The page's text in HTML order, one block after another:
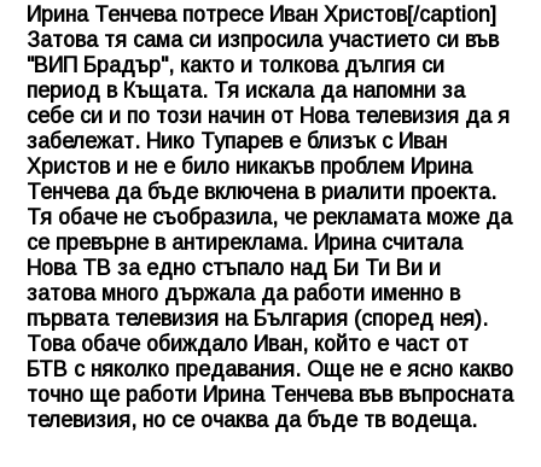
Ирина Тенчева потресе Иван Христов[/caption]
Затова тя сама си изпросила участието си във
"ВИП Брадър", както и толкова дългия си
период в Къщата. Тя искала да напомни за
себе си и по този начин от Нова телевизия да я
забележат. Нико Тупарев е близък с Иван
Христов и не е било никакъв проблем Ирина
Тенчева да бъде включена в риалити проекта.
Тя обаче не съобразила, че рекламата може да
се превърне в антиреклама. Ирина считала
Нова ТВ за едно стъпало над Би Ти Ви и
затова много държала да работи именно в
първата телевизия на България (според нея).
Това обаче обиждало Иван, който е част от
БТВ с няколко предавания. Още не е ясно какво
точно ще работи Ирина Тенчева във въпросната
телевизия, но се очаква да бъде тв водеща.